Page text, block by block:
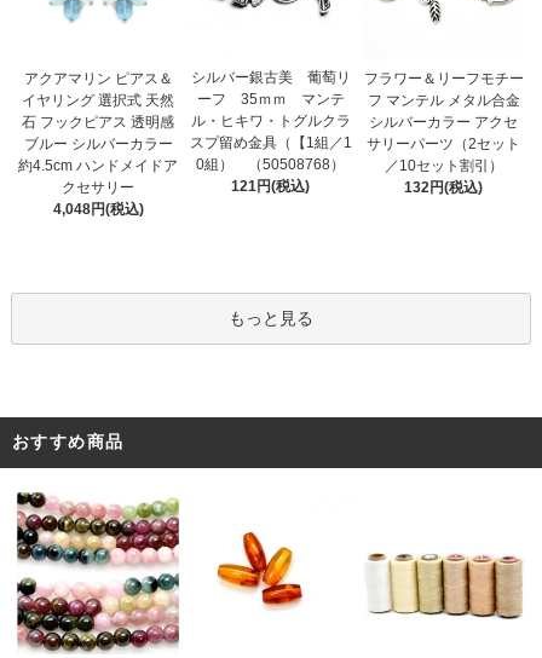
アクアマリン ピアス＆
イヤリング 選択式 天然
石 フックピアス 透明感
ブルー シルバーカラー
約4.5cm ハンドメイドア
クセサリー
4,048円(税込)
シルバー銀古美 葡萄リ
ーフ 35ｍｍ マンテ
ル・ヒキワ・トグルクラ
スプ留め金具（【1組／1
0組） （50508768）
121円(税込)
フラワー＆リーフモチー
フ マンテル メタル合金
シルバーカラー アクセ
サリーパーツ（2セット
／10セット割引）
132円(税込)
もっと見る
おすすめ商品